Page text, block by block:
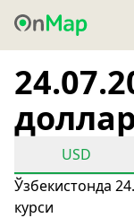
USD
Ўзбекистонда
курси